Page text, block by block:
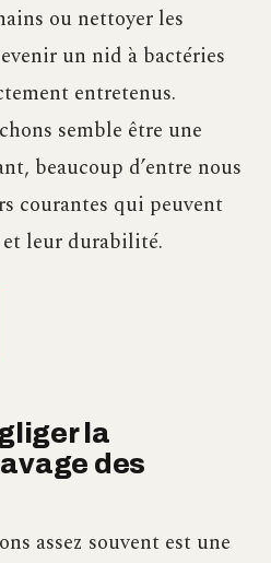
ou nettoyer les
un nid à bactéries
entretenus.
semble être une
beaucoup d’entre nous
courantes qui peuvent
leur durabilité.
la
des
assez souvent est une